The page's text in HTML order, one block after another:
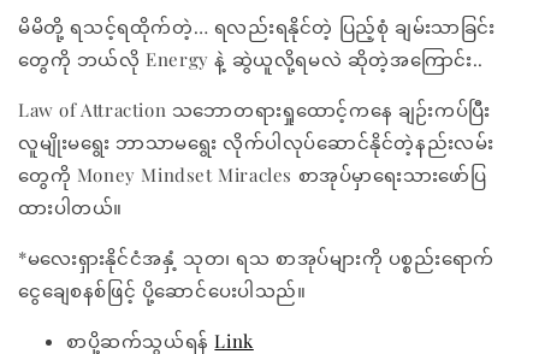
မိမိတို့ ရသင့်ရထိုက်တဲ့… ရလည်းရနိုင်တဲ့ ပြည့်စုံ ချမ်းသာခြင်း
တွေကို ဘယ်လို Energy နဲ့ ဆွဲယူလို့ရမလဲ ဆိုတဲ့အကြောင်း..
Law of Attraction သဘောတရားရှုထောင့်ကနေ ချဉ်းကပ်ပြီး
လူမျိုးမရွေး ဘာသာမရွေး လိုက်ပါလုပ်ဆောင်နိုင်တဲ့နည်းလမ်း
တွေကို Money Mindset Miracles စာအုပ်မှာရေးသားဖော်ပြ
ထားပါတယ်။
*မလေးရှားနိုင်ငံအနှံ့ သုတ၊ ရသ စာအုပ်များကို ပစ္စည်းရောက်
ငွေချေစနစ်ဖြင့် ပို့ဆောင်ပေးပါသည်။
စာပို့ဆက်သွယ်ရန်Link